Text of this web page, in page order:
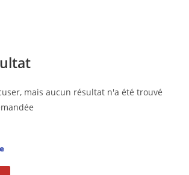
mais aucun résultat n'a été trouvé